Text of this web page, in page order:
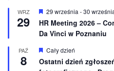
n
i
o
n
WRZ
29
W
y
r
ó
n
o
29 września -30
HR Meeting 2026 –
Da Vinci w Poznaniu
PAŹ
8
W
r
Cały dzień
Ostatni dzień